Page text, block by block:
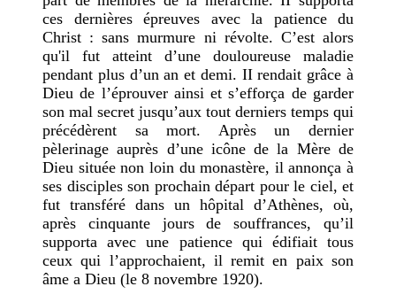
ces dernières épreuves avec la patience du
Christ : sans murmure ni révolte. C’est alors
qu'il fut atteint d’une douloureuse maladie
pendant plus d’un an et demi. II rendait grâce à
Dieu de l’éprouver ainsi et s’efforça de garder
son mal secret jusqu’aux tout derniers temps qui
précédèrent sa mort. Après un dernier
pèlerinage auprès d’une icône de la Mère de
Dieu située non loin du monastère, il annonça à
ses disciples son prochain départ pour le ciel, et
fut transféré dans un hôpital d’Athènes, où,
après cinquante jours de souffrances, qu’il
supporta avec une patience qui édifiait tous
ceux qui l’approchaient, il remit en paix son
âme a Dieu (le 8 novembre 1920).